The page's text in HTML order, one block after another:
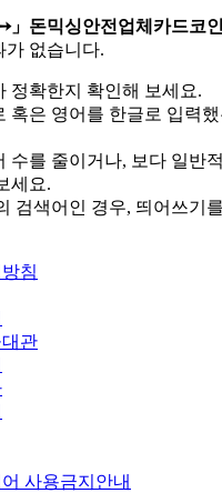
」돈믹싱안전업체카드코
가 없습니다.
정확한지 확인해 보세요.
혹은 영어를 한글로 입력
수를 줄이거나, 보다 일반
세요.
검색어인 경우, 띄어쓰기
침
관
사용금지안내